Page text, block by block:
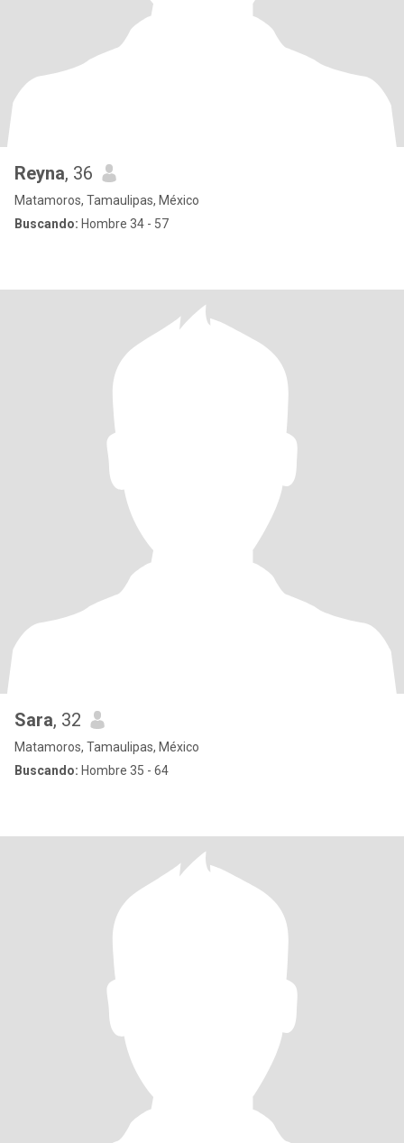
Reyna, 36
Matamoros, Tamaulipas, México
Buscando: Hombre 34 - 57
Sara, 32
Matamoros, Tamaulipas, México
Buscando: Hombre 35 - 64